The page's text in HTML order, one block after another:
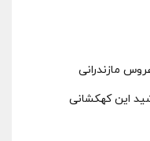
مازندرانی
این کهکشانی